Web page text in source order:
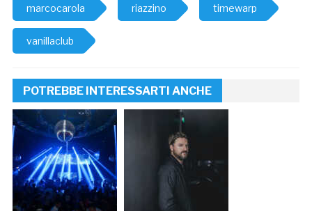
marcocarola riazzino timewarp
vanillaclub
POTREBBE INTERESSARTI ANCHE